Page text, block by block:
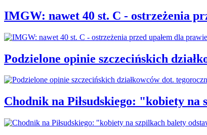
IMGW: nawet 40 st. C - ostrzeżenia
Podzielone opinie szczecińskich
Chodnik na Piłsudskiego: "kobiety